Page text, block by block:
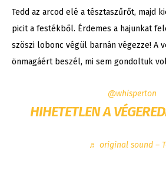
Tedd az arcod elé a tésztaszűrőt, majd
picit a festékből. Érdemes a hajunkat
szöszi lobonc végül barnán végezze! A
önmagáért beszél, mi sem gondoltuk
@whisperton
HIHETETLEN A
♬ original sound –